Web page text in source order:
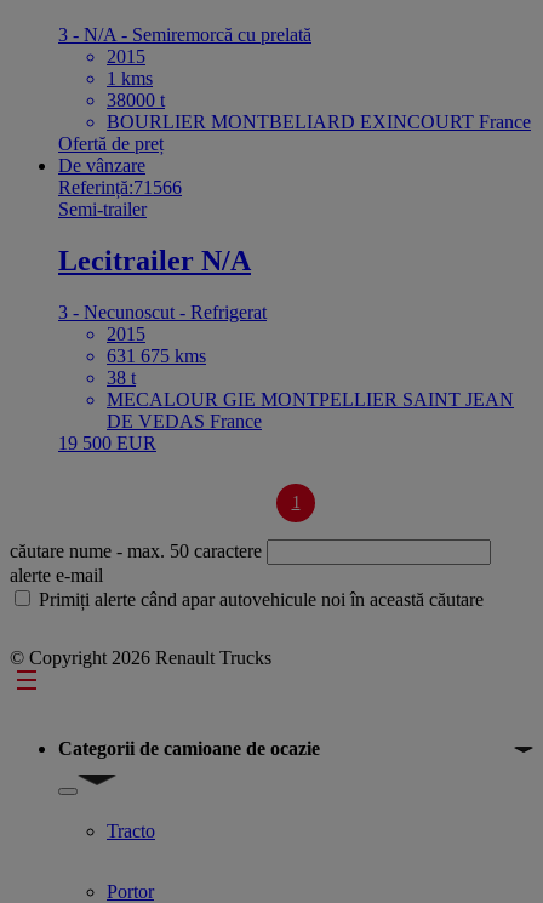
3 - N/A - Semiremorcă cu prelată
2015
1 kms
38000 t
BOURLIER MONTBELIARD EXINCOURT France
Ofertă de preț
De vânzare
Referință:71566
Semi-trailer
Lecitrailer N/A
3 - Necunoscut - Refrigerat
2015
631 675 kms
38 t
MECALOUR GIE MONTPELLIER SAINT JEAN
DE VEDAS France
19 500 EUR
1
căutare nume - max. 50 caractere
alerte e-mail
Primiți alerte când apar autovehicule noi în această căutare
© Copyright 2026 Renault Trucks
Footer
Categorii de camioane de ocazie
Show submenu for Categorii de camioane de ocazie
Tracto
Portor